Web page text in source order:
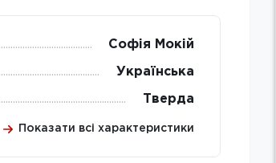
Софія Мокій
Українська
Тверда
Показати всі характеристики